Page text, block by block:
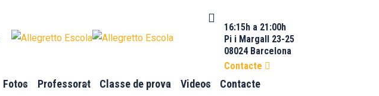
16:15h a 21:00h
Pi i Margall 23-25
08024 Barcelona
Contacte
Fotos Professorat Classe de prova Videos Contacte